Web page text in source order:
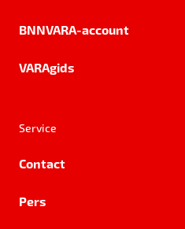
BNNVARA-account
VARAgids
Service
Contact
Pers